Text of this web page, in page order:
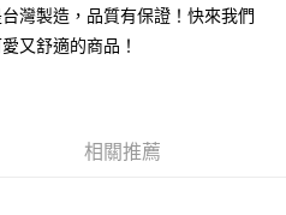
，即可結帳。
知簡訊。
擊此簡訊中的連結，可透過四大超商／
灣製造，品質有保證！快來我們
又舒適的商品！
相關推薦